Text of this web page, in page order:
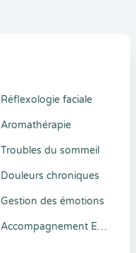
Réflexologie faciale
Aromathérapie
Troubles du sommeil
Douleurs chroniques
Gestion des émotions
Accompagnement Enfant et Adolescent